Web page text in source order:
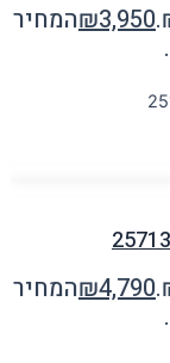
₪3,950
המחיר
₪4,790
המחיר